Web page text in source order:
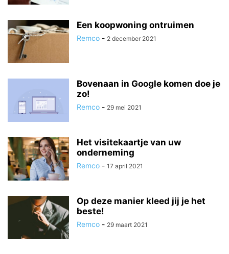
Een koopwoning ontruimen
Remco - 2 december 2021
Bovenaan in Google komen doe je
zo!
Remco - 29 mei 2021
Het visitekaartje van uw
onderneming
Remco - 17 april 2021
Op deze manier kleed jij je het
beste!
Remco - 29 maart 2021